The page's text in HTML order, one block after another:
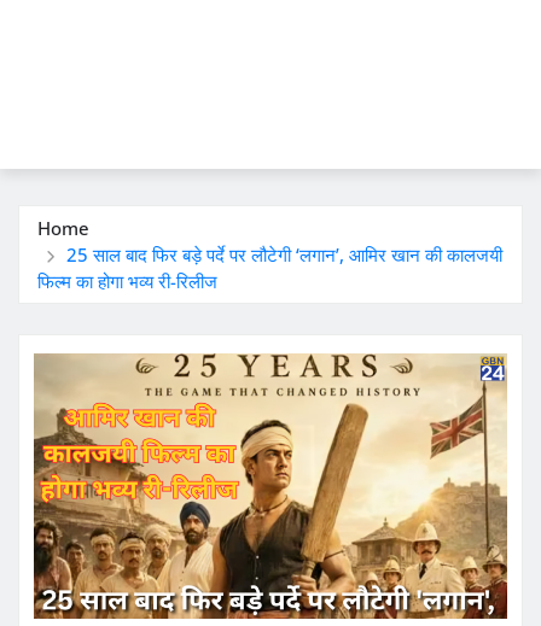
Home
25 साल बाद फिर बड़े पर्दे पर लौटेगी ‘लगान’, आमिर खान की कालजयी
फिल्म का होगा भव्य री-रिलीज